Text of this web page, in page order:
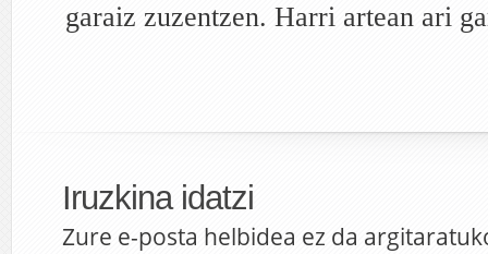
garaiz zuzentzen. Harri artean ari
Iruzkina idatzi
Zure e-posta helbidea ez da